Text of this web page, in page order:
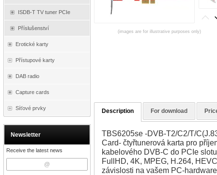
ISDB-T TV tuner PCIe
Příslušenství
Erotické karty
Přístupové karty
DAB radio
Capture cards
Síťové prvky
Newsletter
Receive the latest news
(images are for illustrative purposes only)
Description For download
TBS6205se -DVB-T2/C2/T/
Card- čtyřtunerová karta pro
kabelového DVB-C do PCIe
FullHD, 4K, MPEG, H.264,
závislosti na vašem PC-